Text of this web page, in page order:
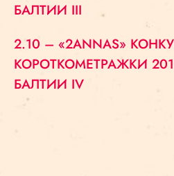
БАЛТИИ III
2.10 – «2ANNAS»
КОРОТКОМЕТРАЖКИ
БАЛТИИ IV